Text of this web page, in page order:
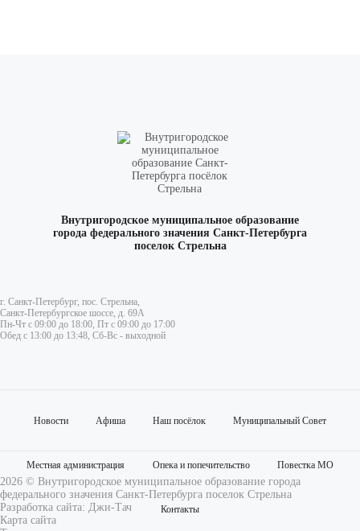
Внутригородское муниципальное образование
города федерального значения Санкт-Петербурга
поселок Стрельна
г. Санкт-Петербург, пос. Стрельна,
Санкт-Петербургское шоссе, д. 69А
Пн-Чт с 09:00 до 18:00, Пт с 09:00 до 17:00
Обед с 13:00 до 13:48, Сб-Вс - выходной
Новости Афиша Наш посёлок Муниципальный Совет
Местная администрация Опека и попечительство Повестка МО
Контакты
2026 © Внутригородское муниципальное образование города
федерального значения Санкт-Петербурга поселок Стрельна
Разработка сайта: Джи-Тач
Карта сайта